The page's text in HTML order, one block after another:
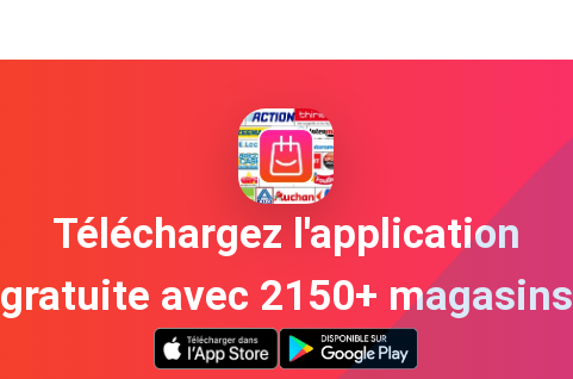
Téléchargez l'application
gratuite avec 2150+ magasins